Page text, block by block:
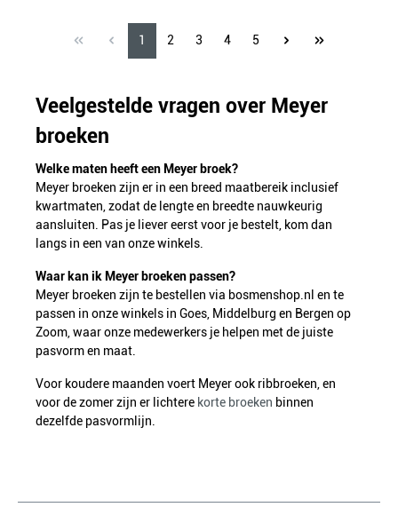
1 2 3 4 5
Veelgestelde vragen over Meyer
broeken
Welke maten heeft een Meyer broek?
Meyer broeken zijn er in een breed maatbereik inclusief
kwartmaten, zodat de lengte en breedte nauwkeurig
aansluiten. Pas je liever eerst voor je bestelt, kom dan
langs in een van onze winkels.
Waar kan ik Meyer broeken passen?
Meyer broeken zijn te bestellen via bosmenshop.nl en te
passen in onze winkels in Goes, Middelburg en Bergen op
Zoom, waar onze medewerkers je helpen met de juiste
pasvorm en maat.
Voor koudere maanden voert Meyer ook ribbroeken, en
voor de zomer zijn er lichtere korte broeken binnen
dezelfde pasvormlijn.